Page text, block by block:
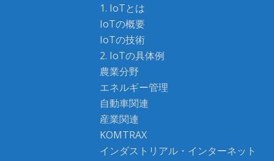
1. IoTとは
IoTの概要
IoTの技術
2. IoTの具体例
農業分野
エネルギー管理
自動車関連
産業関連
KOMTRAX
インダストリアル・インターネット